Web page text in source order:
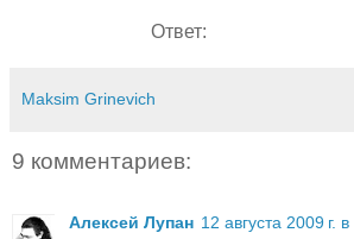
Ответ:
Maksim Grinevich
9 комментариев:
Алексей Лупан 12 августа 2009 г.